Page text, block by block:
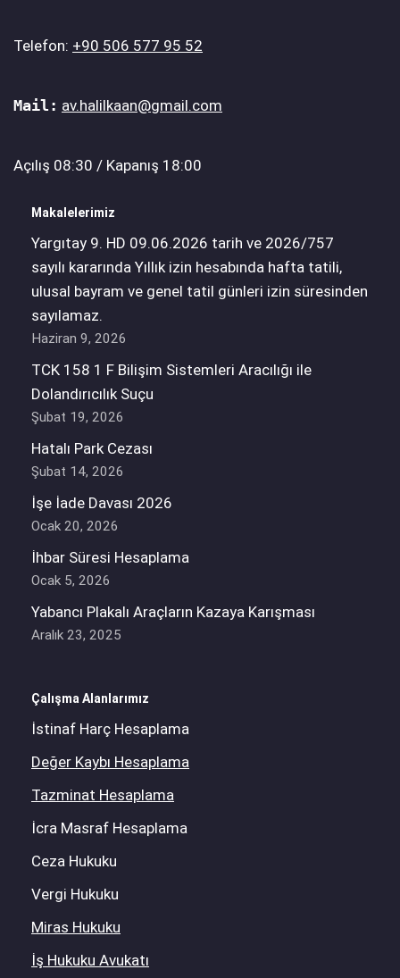
Telefon: +90 506 577 95 52
Mail: av.halilkaan@gmail.com
Açılış 08:30 / Kapanış 18:00
Makalelerimiz
Yargıtay 9. HD 09.06.2026 tarih ve 2026/757
sayılı kararında Yıllık izin hesabında hafta tatili,
ulusal bayram ve genel tatil günleri izin süresinden
sayılamaz.
Haziran 9, 2026
TCK 158 1 F Bilişim Sistemleri Aracılığı ile
Dolandırıcılık Suçu
Şubat 19, 2026
Hatalı Park Cezası
Şubat 14, 2026
İşe İade Davası 2026
Ocak 20, 2026
İhbar Süresi Hesaplama
Ocak 5, 2026
Yabancı Plakalı Araçların Kazaya Karışması
Aralık 23, 2025
Çalışma Alanlarımız
İstinaf Harç Hesaplama
Değer Kaybı Hesaplama
Tazminat Hesaplama
İcra Masraf Hesaplama
Ceza Hukuku
Vergi Hukuku
Miras Hukuku
İş Hukuku Avukatı